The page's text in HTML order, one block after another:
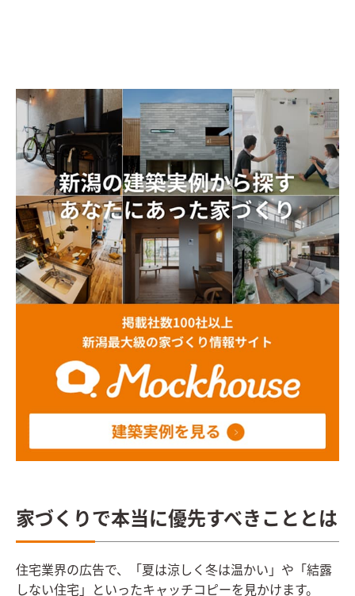
家づくりで本当に優先すべきこととは
住宅業界の広告で、「夏は涼しく冬は温かい」や「結露
しない住宅」といったキャッチコピーを見かけます。